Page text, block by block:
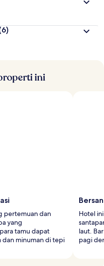
ini
pertemuan dan
yang
tamu dapat
dan minuman di tepi
Hotel
laut.
pagi